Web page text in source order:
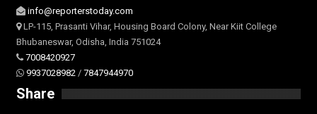
info@reporterstoday.com
LP-115, Prasanti Vihar, Housing Board Colony, Near Kiit College
Bhubaneswar, Odisha, India 751024
7008420927
9937028982 / 7847944970
Share